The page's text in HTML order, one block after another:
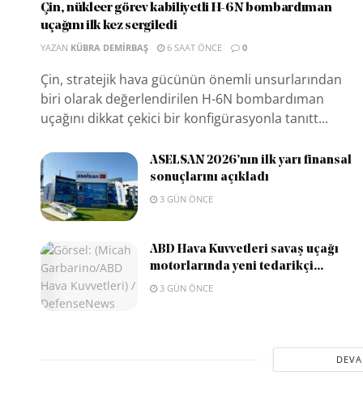
Çin, nükleer görev kabiliyetli H-6N bombardıman
uçağını ilk kez sergiledi
YAZAN KÜBRA DEMIRBAŞ 6 SAAT ÖNCE 0
Çin, stratejik hava gücünün önemli unsurlarından
biri olarak değerlendirilen H-6N bombardıman
uçağını dikkat çekici bir konfigürasyonla tanıtt...
ASELSAN 2026’nın ilk yarı finansal
sonuçlarını açıkladı
3 GÜN ÖNCE
ABD Hava Kuvvetleri savaş uçağı
motorlarında yeni tedarikçi...
3 GÜN ÖNCE